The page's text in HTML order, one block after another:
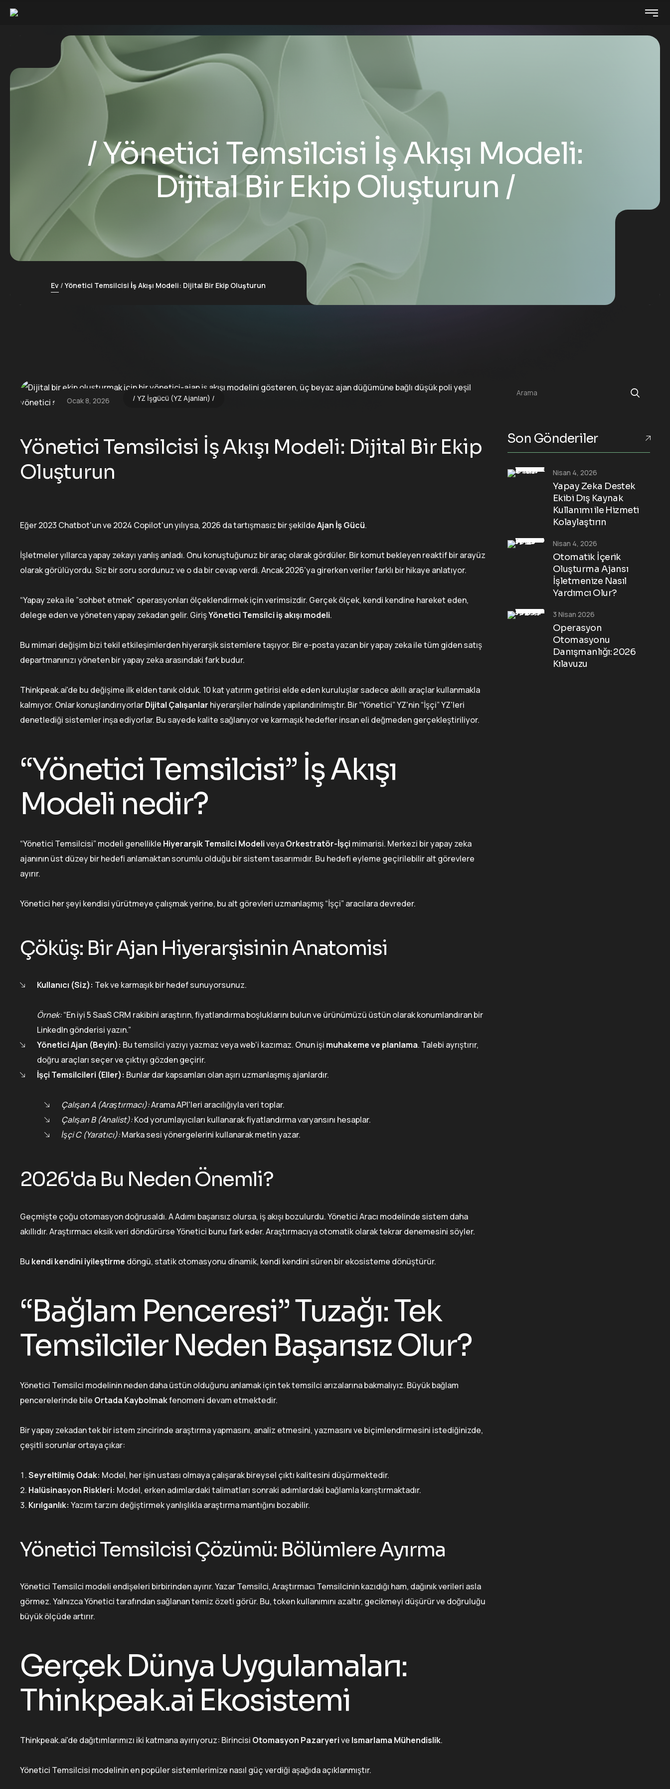
Yönetici Temsilcisi İş Akışı Modeli:
Dijital Bir Ekip Oluşturun
Ev Yönetici Temsilcisi İş Akışı Modeli: Dijital Bir Ekip Oluşturun
Ocak 8, 2026 YZ İşgücü (YZ Ajanları)
Yönetici Temsilcisi İş Akışı Modeli: Dijital Bir Ekip
Oluşturun
Eğer 2023 Chatbot'un ve 2024 Copilot'un yılıysa, 2026 da tartışmasız bir şekildeAjan İş Gücü.
İşletmeler yıllarca yapay zekayı yanlış anladı. Onu konuştuğunuz bir araç olarak gördüler. Bir komut bekleyen reaktif bir arayüz
olarak görülüyordu. Siz bir soru sordunuz ve o da bir cevap verdi. Ancak 2026'ya girerken veriler farklı bir hikaye anlatıyor.
“Yapay zeka ile ”sohbet etmek" operasyonları ölçeklendirmek için verimsizdir. Gerçek ölçek, kendi kendine hareket eden,
delege eden ve yöneten yapay zekadan gelir. GirişYönetici Temsilci iş akışı modeli.
Bu mimari değişim bizi tekil etkileşimlerden hiyerarşik sistemlere taşıyor. Bir e-posta yazan bir yapay zeka ile tüm giden satış
departmanınızı yöneten bir yapay zeka arasındaki fark budur.
Thinkpeak.ai'de bu değişime ilk elden tanık olduk. 10 kat yatırım getirisi elde eden kuruluşlar sadece akıllı araçlar kullanmakla
kalmıyor. Onlar konuşlandırıyorlarDijital Çalışanlar hiyerarşiler halinde yapılandırılmıştır. Bir “Yönetici” YZ'nin “İşçi” YZ'leri
denetlediği sistemler inşa ediyorlar. Bu sayede kalite sağlanıyor ve karmaşık hedefler insan eli değmeden gerçekleştiriliyor.
“Yönetici Temsilcisi” İş Akışı
Modeli nedir?
“Yönetici Temsilcisi” modeli genellikle Hiyerarşik Temsilci ModeliveyaOrkestratör-İşçi mimarisi. Merkezi bir yapay zeka
ajanının üst düzey bir hedefi anlamaktan sorumlu olduğu bir sistem tasarımıdır. Bu hedefi eyleme geçirilebilir alt görevlere
ayırır.
Yönetici her şeyi kendisi yürütmeye çalışmak yerine, bu alt görevleri uzmanlaşmış “İşçi” aracılara devreder.
Çöküş: Bir Ajan Hiyerarşisinin Anatomisi
Kullanıcı (Siz): Tek ve karmaşık bir hedef sunuyorsunuz.
Örnek:“En iyi 5 SaaS CRM rakibini araştırın, fiyatlandırma boşluklarını bulun ve ürünümüzü üstün olarak konumlandıran bir
LinkedIn gönderisi yazın.”
Yönetici Ajan (Beyin): Bu temsilci yazıyı yazmaz veya web'i kazımaz. Onun işi muhakeme ve planlama. Talebi ayrıştırır,
doğru araçları seçer ve çıktıyı gözden geçirir.
İşçi Temsilcileri (Eller): Bunlar dar kapsamları olan aşırı uzmanlaşmış ajanlardır.
Çalışan A (Araştırmacı):Arama API'leri aracılığıyla veri toplar.
Çalışan B (Analist):Kod yorumlayıcıları kullanarak fiyatlandırma varyansını hesaplar.
İşçi C (Yaratıcı):Marka sesi yönergelerini kullanarak metin yazar.
2026'da Bu Neden Önemli?
Geçmişte çoğu otomasyon doğrusaldı. A Adımı başarısız olursa, iş akışı bozulurdu. Yönetici Aracı modelinde sistem daha
akıllıdır. Araştırmacı eksik veri döndürürse Yönetici bunu fark eder. Araştırmacıya otomatik olarak tekrar denemesini söyler.
Bu kendi kendini iyileştirme döngü, statik otomasyonu dinamik, kendi kendini süren bir ekosisteme dönüştürür.
“Bağlam Penceresi” Tuzağı: Tek
Temsilciler Neden Başarısız Olur?
Yönetici Temsilci modelinin neden daha üstün olduğunu anlamak için tek temsilci arızalarına bakmalıyız. Büyük bağlam
pencerelerinde bile Ortada Kaybolmakfenomeni devam etmektedir.
Bir yapay zekadan tek bir istem zincirinde araştırma yapmasını, analiz etmesini, yazmasını ve biçimlendirmesini istediğinizde,
çeşitli sorunlar ortaya çıkar:
Seyreltilmiş Odak: Model, her işin ustası olmaya çalışarak bireysel çıktı kalitesini düşürmektedir.
Halüsinasyon Riskleri: Model, erken adımlardaki talimatları sonraki adımlardaki bağlamla karıştırmaktadır.
Kırılganlık: Yazım tarzını değiştirmek yanlışlıkla araştırma mantığını bozabilir.
Yönetici Temsilcisi Çözümü: Bölümlere Ayırma
Yönetici Temsilci modeli endişeleri birbirinden ayırır. Yazar Temsilci, Araştırmacı Temsilcinin kazıdığı ham, dağınık verileri asla
görmez. Yalnızca Yönetici tarafından sağlanan temiz özeti görür. Bu, token kullanımını azaltır, gecikmeyi düşürür ve doğruluğu
büyük ölçüde artırır.
Gerçek Dünya Uygulamaları:
Thinkpeak.ai Ekosistemi
Thinkpeak.ai'de dağıtımlarımızı iki katmana ayırıyoruz: Birincisi Otomasyon Pazaryerive Ismarlama Mühendislik.
Yönetici Temsilcisi modelinin en popüler sistemlerimize nasıl güç verdiği aşağıda açıklanmıştır.
Arama
Son Gönderiler
Yapay Zeka Destek
Ekibi Dış Kaynak
Kullanımı ile Hizmeti
Kolaylaştırın
Nisan 4, 2026
Otomatik İçerik
Oluşturma Ajansı
İşletmenize Nasıl
Yardımcı Olur?
Nisan 4, 2026
Operasyon
Otomasyonu
Danışmanlığı: 2026
Kılavuzu
3 Nisan 2026